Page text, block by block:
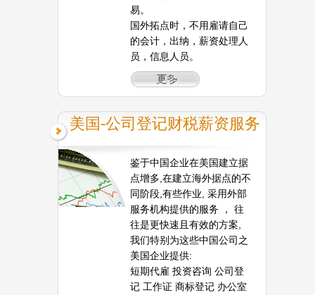
易。
国外拓点时，不用雇请自己
的会计，出纳，薪资处理人
员，信息人员。
美国-公司登记财税薪资服务
鉴于中国企业在美国建立据
点增多,在建立海外据点的不
同阶段,有些作业, 采用外部
服务机构提供的服务 ， 往
往是更快速且有效的方案,
我们特别为这些中国公司之
美国企业提供:
短期代雇 投资咨询 公司登
记 工作证 商标登记 办公室